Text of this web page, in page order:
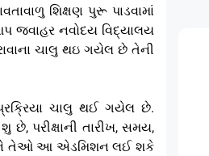
શિક્ષણ પુરૂ પાડવામાં
નવોદય વિદ્યાલય
ચાલુ થઇ ગયેલ છે તેની
ચાલુ થઈ ગયેલ છે.
છે, પરીક્ષાની તારીખ, સમય,
તેઓ આ એડમિશન લઈ શકે